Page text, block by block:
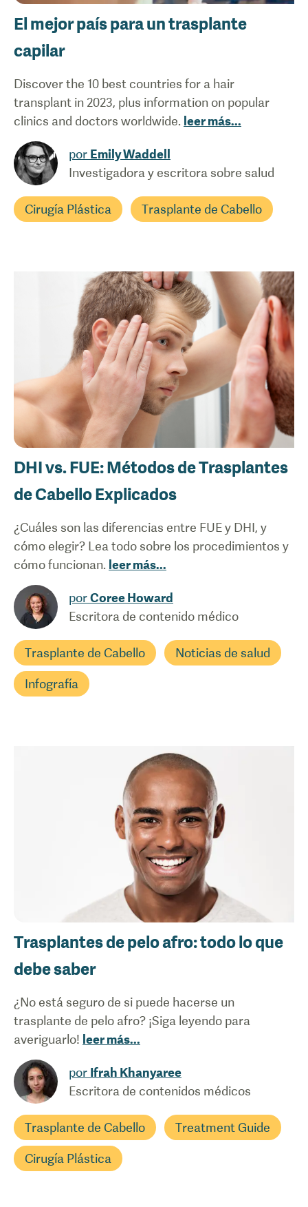
El mejor país para un trasplante
capilar
Discover the 10 best countries for a hair
transplant in 2023, plus information on popular
clinics and doctors worldwide. leer más...
por Emily Waddell
Investigadora y escritora sobre salud
Cirugía Plástica Trasplante de Cabello
DHI vs. FUE: Métodos de Trasplantes
de Cabello Explicados
¿Cuáles son las diferencias entre FUE y DHI, y
cómo elegir? Lea todo sobre los procedimientos y
cómo funcionan. leer más...
porCoree Howard
Escritora de contenido médico
Trasplante de Cabello Noticias de salud
Infografía
Trasplantes de pelo afro: todo lo que
debe saber
¿No está seguro de si puede hacerse un
trasplante de pelo afro? ¡Siga leyendo para
averiguarlo! leer más...
por Ifrah Khanyaree
Escritora de contenidos médicos
Trasplante de Cabello Treatment Guide
Cirugía Plástica